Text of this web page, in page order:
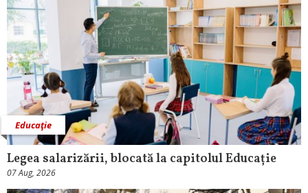
Educaţie
Legea salarizării, blocată la capitolul Educație
07 Aug, 2026